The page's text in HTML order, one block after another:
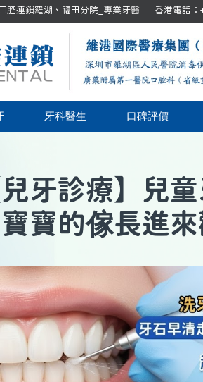
腔連鎖羅湖、福田分院_專業牙醫 香港電話：
牙科醫生 口碑評價
兒牙診療】 兒
寶的傢長進